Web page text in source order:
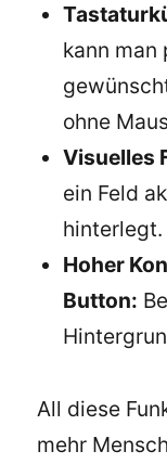
kann man
ohne
Visuelles
ein Feld
hinterlegt.
Hoher
Button:
All diese
mehr